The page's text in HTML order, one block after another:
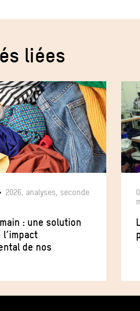
liées
2026, analyses, seconde
: une solution
de nos